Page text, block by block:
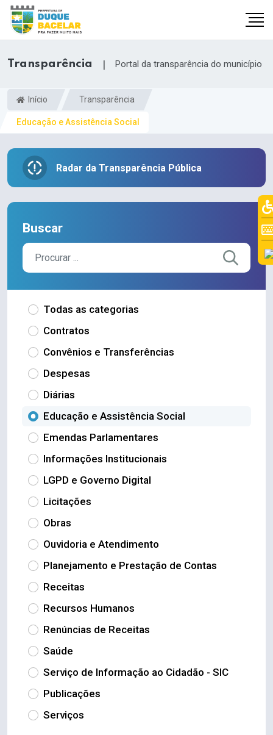
Transparência | Portal da transparência do município
Início Transparência
Educação e Assistência Social
Radar da Transparência Pública
Buscar
Todas as categorias
Contratos
Convênios e Transferências
Despesas
Diárias
Educação e Assistência Social
Emendas Parlamentares
Informações Institucionais
LGPD e Governo Digital
Licitações
Obras
Ouvidoria e Atendimento
Planejamento e Prestação de Contas
Receitas
Recursos Humanos
Renúncias de Receitas
Saúde
Serviço de Informação ao Cidadão - SIC
Publicações
Serviços